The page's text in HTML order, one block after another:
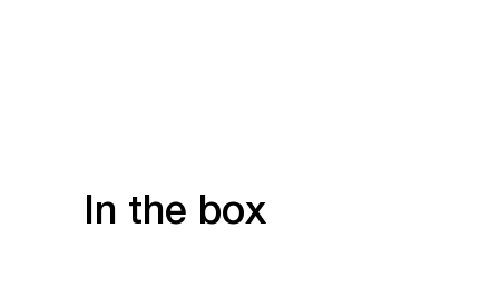
In the box